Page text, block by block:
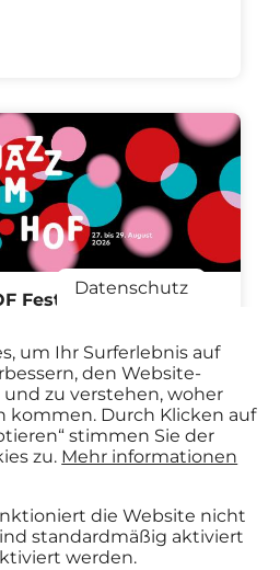
Festival St.Pölten
Datenschutz
um Ihr Surferlebnis auf
den Website-
und zu verstehen, woher
kommen. Durch Klicken auf
stimmen Sie der
zu. Mehr informationen
die Website nicht
standardmäßig aktiviert
werden.